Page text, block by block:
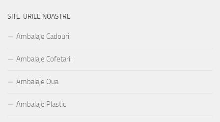
SITE-URILE NOASTRE
Ambalaje Cadouri
Ambalaje Cofetarii
Ambalaje Oua
Ambalaje Plastic